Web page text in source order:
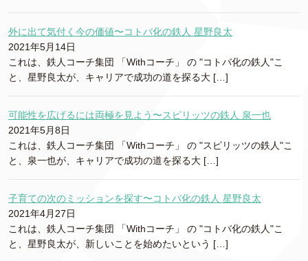
外に出て気付く今の価値〜コトバ化の鉄人 星野良太
2021年5月14日
これは、鉄人コーチ集団 「Withコーチ」 の "コトバ化の鉄人"こ
と、星野良太が、キャリアで成功の道を探る大 […]
可能性を広げるには両極を見よう〜スピリッツの鉄人 泉一也
2021年5月8日
これは、鉄人コーチ集団 「Withコーチ」 の "スピリッツの鉄人"こ
と、泉一也が、キャリアで成功の道を探る大 […]
子育ての次のミッションを探す〜コトバ化の鉄人 星野良太
2021年4月27日
これは、鉄人コーチ集団 「Withコーチ」 の "コトバ化の鉄人"こ
と、星野良太が、新しいことを始めたいという […]